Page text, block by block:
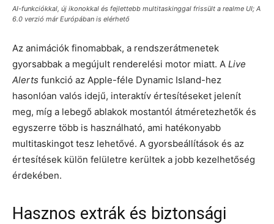
AI-funkciókkal, új ikonokkal és fejlettebb multitaskinggal frissült a realme UI; A
6.0 verzió már Európában is elérhető
Az animációk finomabbak, a rendszerátmenetek
gyorsabbak a megújult renderelési motor miatt. A Live
Alerts funkció az Apple-féle Dynamic Island-hez
hasonlóan valós idejű, interaktív értesítéseket jelenít
meg, míg a lebegő ablakok mostantól átméretezhetők és
egyszerre több is használható, ami hatékonyabb
multitaskingot tesz lehetővé. A gyorsbeállítások és az
értesítések külön felületre kerültek a jobb kezelhetőség
érdekében.
Hasznos extrák és biztonsági